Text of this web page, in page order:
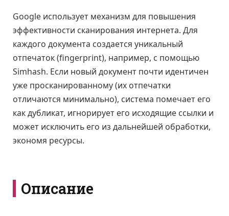
Google использует механизм для повышения
эффективности сканирования интернета. Для
каждого документа создается уникальный
отпечаток (fingerprint), например, с помощью
Simhash. Если новый документ почти идентичен
уже просканированному (их отпечатки
отличаются минимально), система помечает его
как дубликат, игнорирует его исходящие ссылки и
может исключить его из дальнейшей обработки,
экономя ресурсы.
Описание